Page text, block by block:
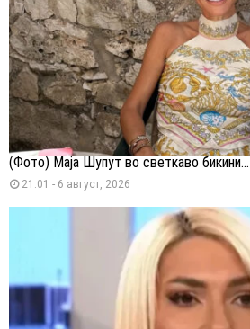
(Фото) Маја Шупут во светкаво бикини...
21:01 - 6 август, 2026